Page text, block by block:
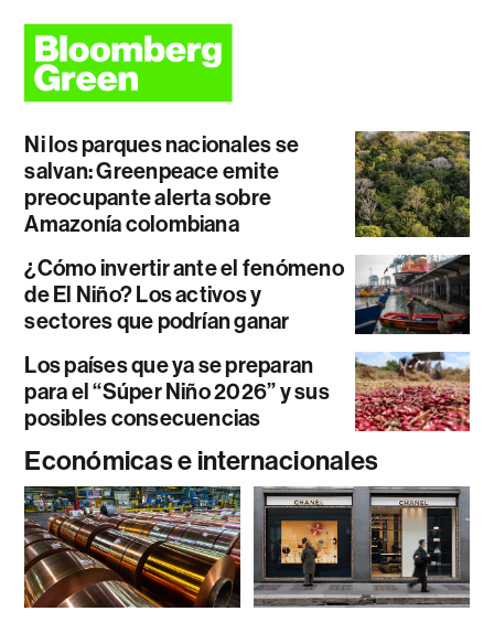
Ni los parques nacionales se
salvan: Greenpeace emite
preocupante alerta sobre
Amazonía colombiana
¿Cómo invertir ante el fenómeno
de El Niño? Los activos y
sectores que podrían ganar
Los países que ya se preparan
para el “Súper Niño 2026” y sus
posibles consecuencias
Económicas e internacionales